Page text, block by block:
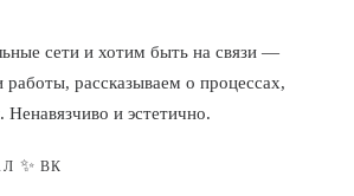
сети и хотим быть на связи —
рассказываем о процессах,
Ненавязчиво и эстетично.
✨ ВК